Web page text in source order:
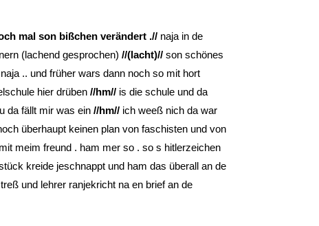
mal son bißchen verändert .// naja in de
(lachend gesprochen) //(lacht)// son schönes
.. und früher wars dann noch so mit hort
hier drüben //hm// is die schule und da
da fällt mir was ein //hm// ich weeß nich da war
überhaupt keinen plan von faschisten und von
meim freund . ham mer so . so s hitlerzeichen
kreide jeschnappt und ham das überall an de
und lehrer ranjekricht na en brief an de